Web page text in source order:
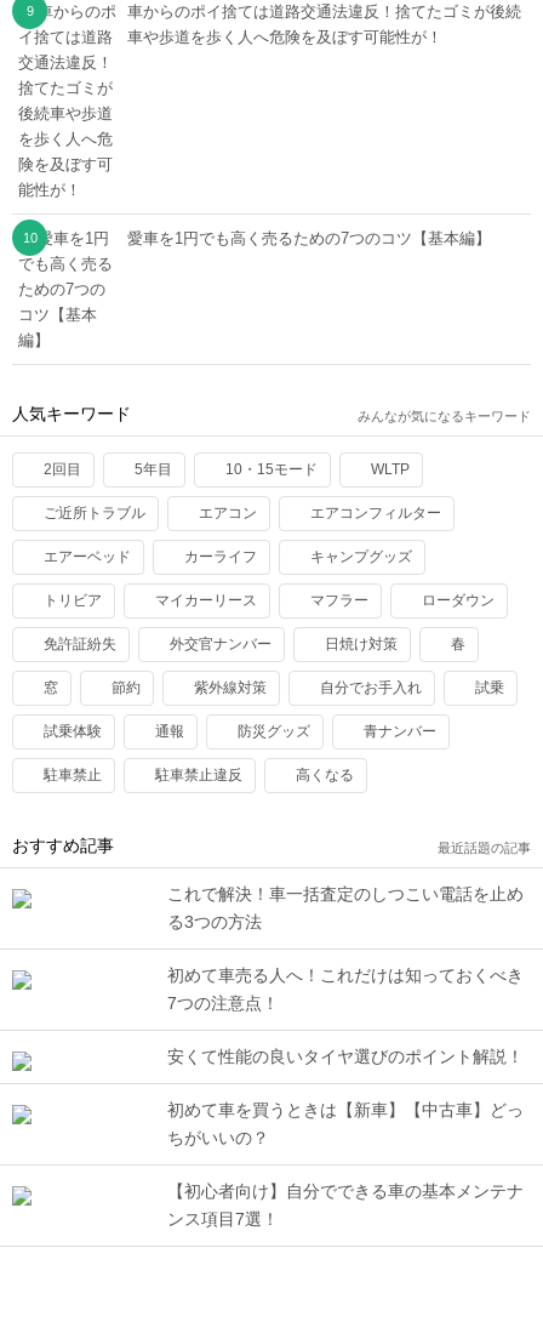
車からのポイ捨ては道路交通法違反！捨てたゴミが後続
車や歩道を歩く人へ危険を及ぼす可能性が！
愛車を1円でも高く売るための7つのコツ【基本編】
人気キーワード みんなが気になるキーワード
2回目 5年目 10・15モード WLTP
ご近所トラブル エアコン エアコンフィルター
エアーベッド カーライフ キャンプグッズ
トリビア マイカーリース マフラー ローダウン
免許証紛失 外交官ナンバー 日焼け対策 春
窓 節約 紫外線対策 自分でお手入れ 試乗
試乗体験 通報 防災グッズ 青ナンバー
駐車禁止 駐車禁止違反 高くなる
おすすめ記事 最近話題の記事
これで解決！車一括査定のしつこい電話を止め
る3つの方法
初めて車売る人へ！これだけは知っておくべき
7つの注意点！
安くて性能の良いタイヤ選びのポイント解説！
初めて車を買うときは【新車】【中古車】どっ
ちがいいの？
【初心者向け】自分でできる車の基本メンテナ
ンス項目7選！